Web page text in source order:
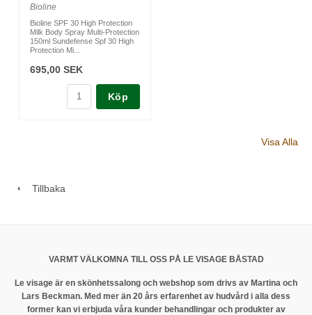
Bioline
Bioline SPF 30 High Protection
Milk Body Spray Multi-Protection
150ml Sundefense Spf 30 High
Protection Mi...
695,00 SEK
Köp
Visa Alla
Tillbaka
VARMT VÄLKOMNA TILL OSS PÅ LE VISAGE BÅSTAD
Le visage är en skönhetssalong och webshop som drivs av Martina och
Lars Beckman. Med mer än 20 års erfarenhet av hudvård i alla dess
former kan vi erbjuda våra kunder behandlingar och produkter av